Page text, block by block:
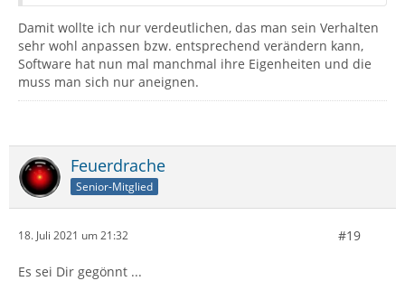
Damit wollte ich nur verdeutlichen, das man sein Verhalten
sehr wohl anpassen bzw. entsprechend verändern kann,
Software hat nun mal manchmal ihre Eigenheiten und die
muss man sich nur aneignen.
Feuerdrache
Senior-Mitglied
18. Juli 2021 um 21:32 #19
Es sei Dir gegönnt ...